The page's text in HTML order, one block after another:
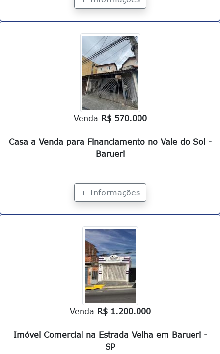
Venda R$ 570.000
Casa a Venda para Financiamento no Vale do Sol -
Barueri
+ Informações
Venda R$ 1.200.000
Imóvel Comercial na Estrada Velha em Barueri -
SP